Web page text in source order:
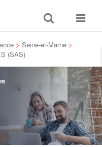
Toggle
search
Toggle
> Seine-et-Marne >
(SAS)